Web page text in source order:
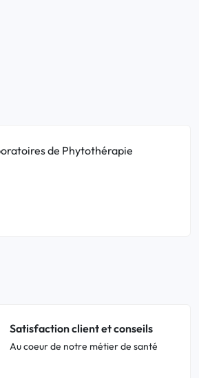
de Phytothérapie
Satisfaction client et conseils
Au coeur de notre métier de santé